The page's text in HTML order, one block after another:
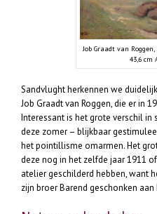
Job Graadt van
43,6 cm
Sandvlught herkennen we
Job Graadt van Roggen, die er in
Interessant is het grote verschil in
deze zomer – blijkbaar
het pointillisme omarmen. Het
deze nog in het zelfde jaar 1911
atelier geschilderd hebben, want
zijn broer Barend geschonken aan